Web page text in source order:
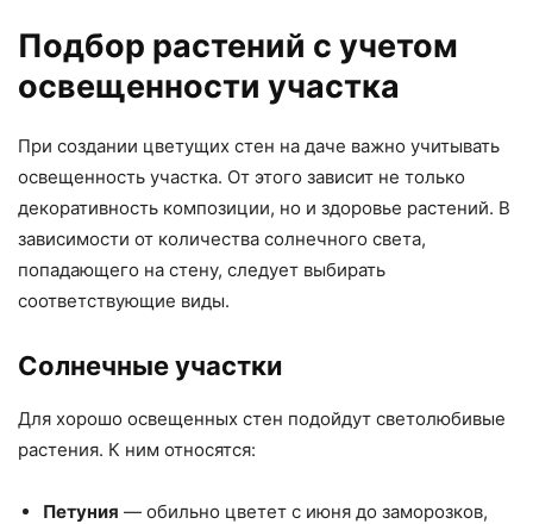
Подбор растений с учетом
освещенности участка
При создании цветущих стен на даче важно учитывать
освещенность участка. От этого зависит не только
декоративность композиции, но и здоровье растений. В
зависимости от количества солнечного света,
попадающего на стену, следует выбирать
соответствующие виды.
Солнечные участки
Для хорошо освещенных стен подойдут светолюбивые
растения. К ним относятся:
Петуния — обильно цветет с июня до заморозков,